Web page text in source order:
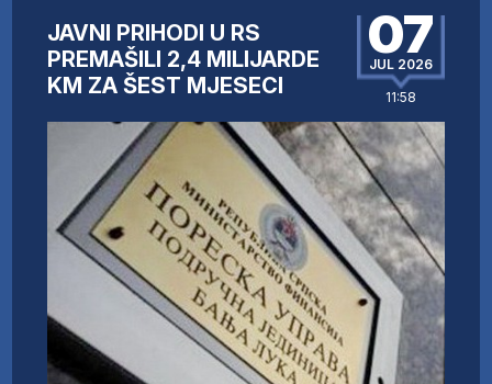
AKTUELNO
ANALIZE
KOMPANIJE
IZ STRANIH MEDIJA
AKTIVNOSTI
SWOT INTERVJU
UČLANI SE
KONTAKT
JAVNI PRIHODI U RS
PREMAŠILI 2,4 MILIJARDE
KM ZA ŠEST MJESECI
07
JUL 2026
11:58